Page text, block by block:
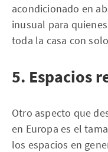
acondicionado en
inusual para
toda la casa con
5. Espacios
Otro aspecto que
en Europa es el
los espacios en